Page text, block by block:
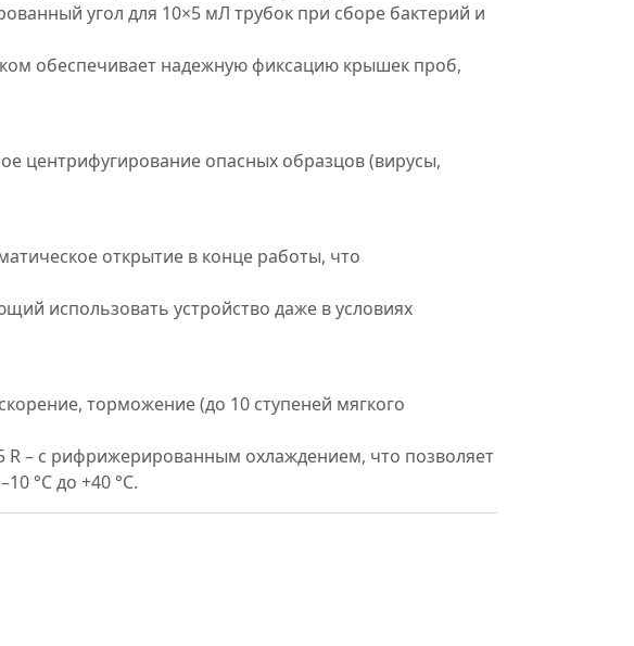
угол для 10×5 мЛ трубок при сборе бактерий и
обеспечивает надежную фиксацию крышек проб,
центрифугирование опасных образцов (вирусы,
открытие в конце работы, что
использовать устройство даже в условиях
торможение (до 10 ступеней мягкого
– с рифрижерированным охлаждением, что позволяет
°C до +40 °C.